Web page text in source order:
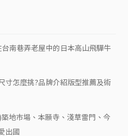
南巷弄老屋中的日本高山飛驒牛
寸怎麼挑?品牌介紹版型推薦及術
築地市場、本願寺、淺草雷門、今
出國